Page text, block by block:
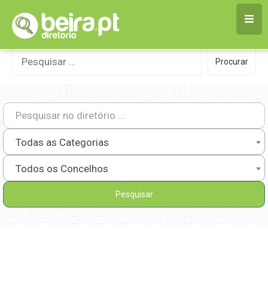
content
Procurar
por:
Procurar
Todas as Categorias
Todos os Concelhos